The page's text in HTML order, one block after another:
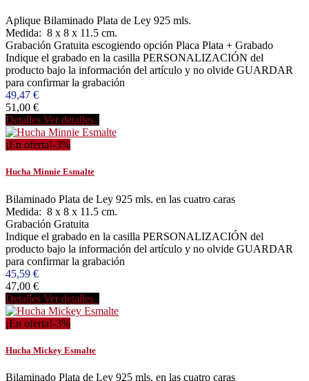
Aplique Bilaminado Plata de Ley 925 mls.
Medida: 8 x 8 x 11.5 cm.
Grabación Gratuita escogiendo opción Placa Plata + Grabado
Indique el grabado en la casilla PERSONALIZACIÓN del
producto bajo la información del artículo y no olvide GUARDAR
para confirmar la grabación
49,47 €
51,00 €
Detalles Ver detalles
¡En oferta!-3%
Hucha Minnie Esmalte
Bilaminado Plata de Ley 925 mls. en las cuatro caras
Medida: 8 x 8 x 11.5 cm.
Grabación Gratuita
Indique el grabado en la casilla PERSONALIZACIÓN del
producto bajo la información del artículo y no olvide GUARDAR
para confirmar la grabación
45,59 €
47,00 €
Detalles Ver detalles
¡En oferta!-3%
Hucha Mickey Esmalte
Bilaminado Plata de Ley 925 mls. en las cuatro caras